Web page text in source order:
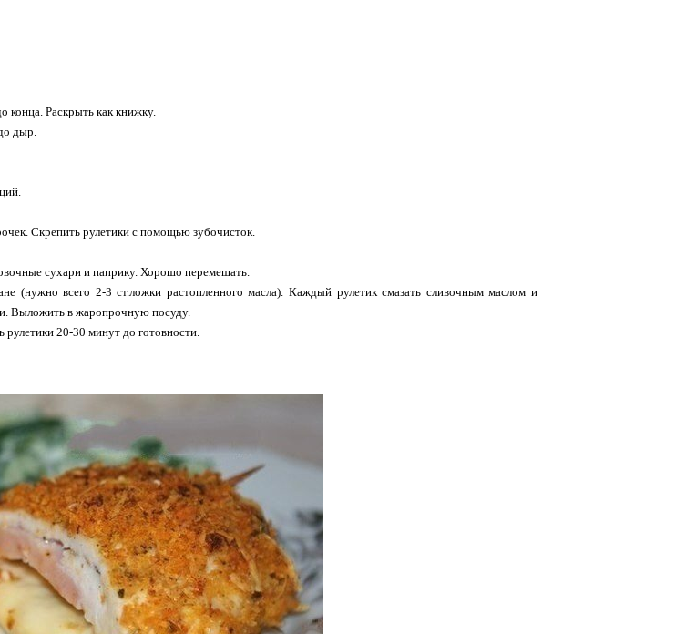
конца. Раскрыть как книжку.
дыр.
Скрепить рулетики с помощью зубочисток.
сухари и паприку. Хорошо перемешать.
(нужно всего 2-3 ст.ложки растопленного масла). Каждый рулетик смазать сливочным маслом и
Выложить в жаропрочную посуду.
рулетики 20-30 минут до готовности.